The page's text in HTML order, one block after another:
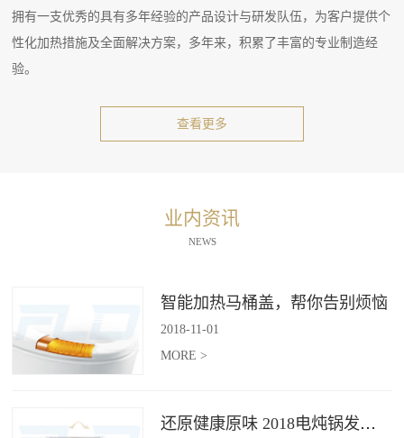
拥有一支优秀的具有多年经验的产品设计与研发队伍，为客户提供个
性化加热措施及全面解决方案，多年来，积累了丰富的专业制造经
验。
查看更多
业内资讯
NEWS
智能加热马桶盖，帮你告别烦恼
2018-11-01
MORE >
还原健康原味 2018电炖锅发展趋势